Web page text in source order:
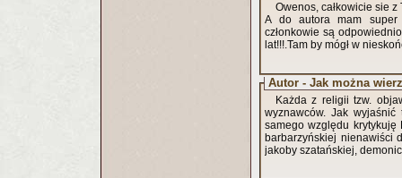
Owenos, całkowicie sie z
A do autora mam super info-sekta założyła
członkowie są
lat!!!.Tam by mógł w
Autor - Jak można
Każda z religii tzw.
wyznawców. Jak
samego względu krytykuję
barbarzyńskiej nienawiści
jakoby szatańskiej,